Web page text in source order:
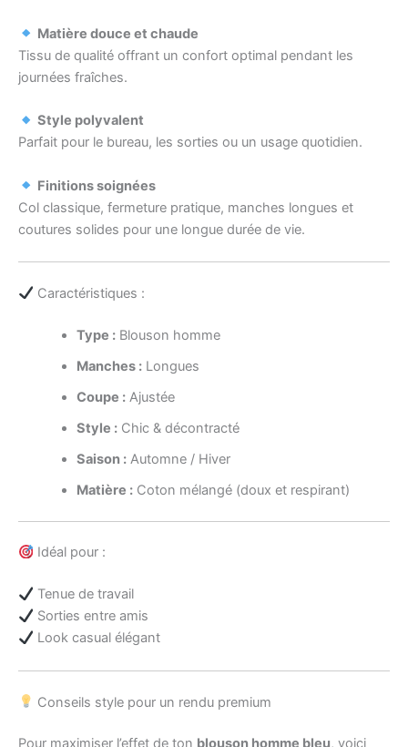
Matière douce et chaude
Tissu de qualité offrant un confort optimal pendant les
journées fraîches.
Style polyvalent
Parfait pour le bureau, les sorties ou un usage quotidien.
Finitions soignées
Col classique, fermeture pratique, manches longues et
coutures solides pour une longue durée de vie.
Caractéristiques :
Type :Blouson homme
Manches :Longues
Coupe :Ajustée
Style :Chic & décontracté
Saison :Automne / Hiver
Matière :Coton mélangé (doux et respirant)
Idéal pour :
Tenue de travail
Sorties entre amis
Look casual élégant
Conseils style pour un rendu premium